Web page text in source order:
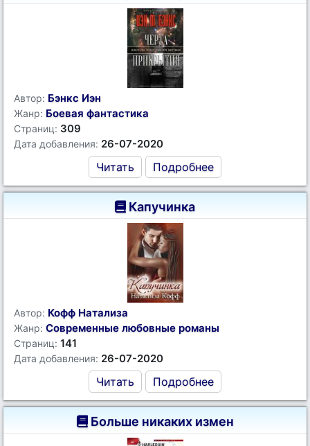
Автор: Бэнкс Иэн
Жанр: Боевая фантастика
Страниц: 309
Дата добавления: 26-07-2020
Читать Подробнее
Капучинка
Автор: Кофф Натализа
Жанр: Современные любовные романы
Страниц: 141
Дата добавления: 26-07-2020
Читать Подробнее
Больше никаких измен